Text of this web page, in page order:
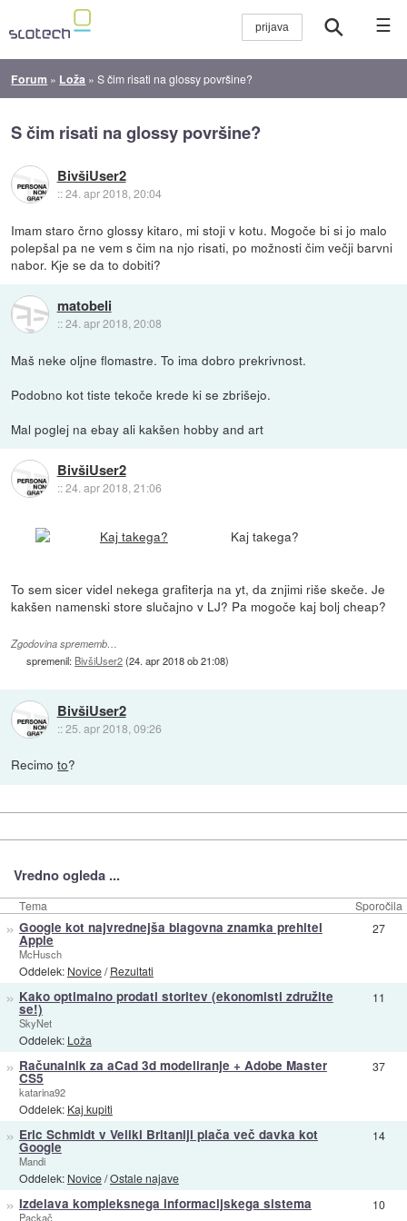
☰
Forum » Loža »S čim risati na glossy površine?
S čim risati na glossy površine?
BivšiUser2
::24. apr 2018, 20:04
Imam staro črno glossy kitaro, mi stoji v kotu. Mogoče bi si jo malo
polepšal pa ne vem s čim na njo risati, po možnosti čim večji barvni
nabor. Kje se da to dobiti?
matobeli
::24. apr 2018, 20:08
Maš neke oljne flomastre. To ima dobro prekrivnost.
Podobno kot tiste tekoče krede ki se zbrišejo.
Mal poglej na ebay ali kakšen hobby and art
BivšiUser2
::24. apr 2018, 21:06
Kaj takega?
To sem sicer videl nekega grafiterja na yt, da znjimi riše skeče. Je
kakšen namenski store slučajno v LJ? Pa mogoče kaj bolj cheap?
Zgodovina sprememb…
spremenil: BivšiUser2(24. apr 2018 ob 21:08)
BivšiUser2
::25. apr 2018, 09:26
Recimoto?
Vredno ogleda ...
Tema Sporočila
» Google kot najvrednejša blagovna znamka prehitel
Apple
McHusch
Oddelek: Novice/Rezultati
27
» Kako optimalno prodati storitev (ekonomisti združite
se!)
SkyNet
Oddelek: Loža
11
» Računalnik za aCad 3d modeliranje + Adobe Master
CS5
katarina92
Oddelek: Kaj kupiti
37
» Eric Schmidt v Veliki Britaniji plača več davka kot
Google
Mandi
Oddelek: Novice/Ostale najave
14
» Izdelava kompleksnega informacijskega sistema
Packač
10